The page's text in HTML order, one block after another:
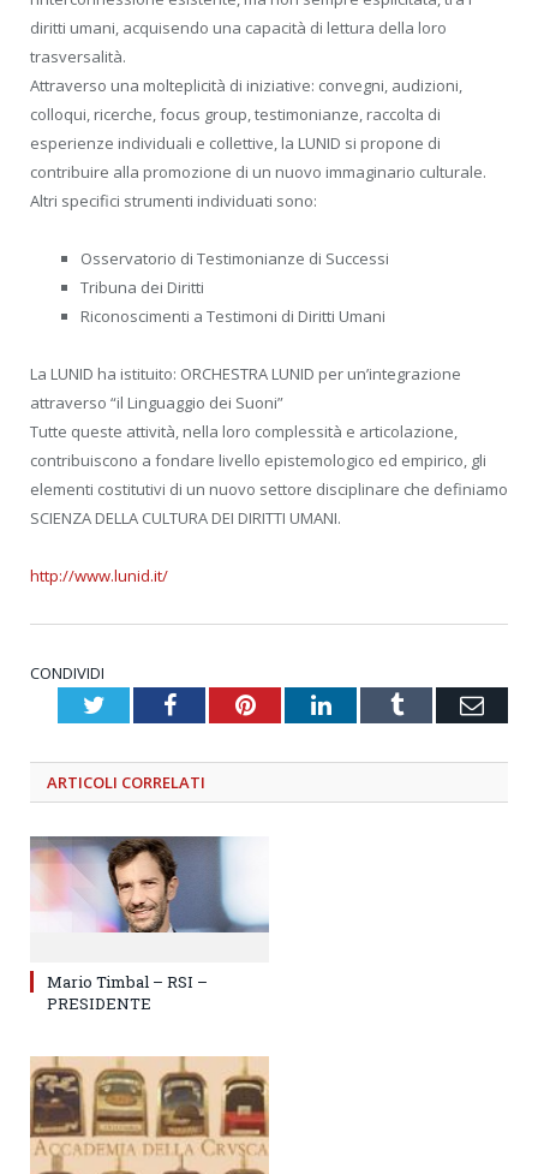
diritti umani, acquisendo una capacità di lettura della loro
trasversalità.
Attraverso una molteplicità di iniziative: convegni, audizioni,
colloqui, ricerche, focus group, testimonianze, raccolta di
esperienze individuali e collettive, la LUNID si propone di
contribuire alla promozione di un nuovo immaginario culturale.
Altri specifici strumenti individuati sono:
Osservatorio di Testimonianze di Successi
Tribuna dei Diritti
Riconoscimenti a Testimoni di Diritti Umani
La LUNID ha istituito: ORCHESTRA LUNID per un’integrazione
attraverso “il Linguaggio dei Suoni”
Tutte queste attività, nella loro complessità e articolazione,
contribuiscono a fondare livello epistemologico ed empirico, gli
elementi costitutivi di un nuovo settore disciplinare che definiamo
SCIENZA DELLA CULTURA DEI DIRITTI UMANI.
http://www.lunid.it/
CONDIVIDI
TwitterFacebookPinterestLinkedInTumblr
ARTICOLI CORRELATI
Mario Timbal – RSI –
PRESIDENTE